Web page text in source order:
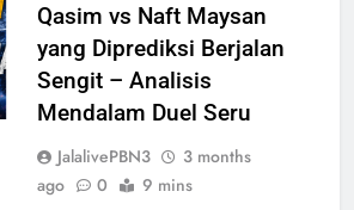
Qasim vs Naft Maysan
yang Diprediksi Berjalan
Sengit – Analisis
Mendalam Duel Seru
JalalivePBN3
3 months
ago
0 9 mins